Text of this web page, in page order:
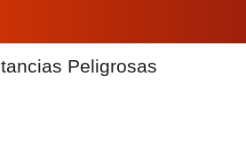
Peligrosas